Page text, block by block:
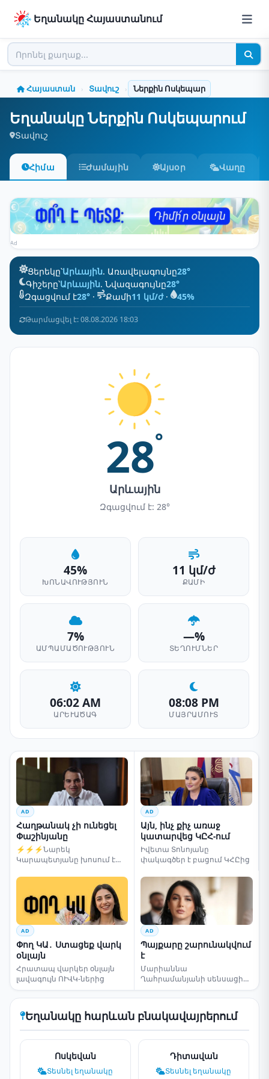
Եղանակը Հայաստանում
Հայաստան › Տավուշ › Ներքին Ոսկեպար
Եղանակը Ներքին Ոսկեպարում
Տավուշ
Հիմա Ժամային Այսօր Վաղը
Ad
Ցերեկը՝Արևային. Առավելագույնը28°
Գիշերը՝Արևային. Նվազագույնը28°
Զգացվում է28° · Քամի11 կմ/ժ· 45%
Թարմացվել է: 08.08.2026 18:03
28°
Արևային
Զգացվում է: 28°
45%
ԽՈՆԱՎՈՒԹՅՈՒՆ
11 կմ/ժ
ՔԱՄԻ
7%
ԱՄՊԱՄԱԾՈՒԹՅՈՒՆ
—%
ՏԵՂՈՒՄՆԵՐ
06:02 AM
ԱՐԵՒԱԾԱԳ
08:08 PM
ՄԱՅՐԱՄՈՒՏ
AD
Հաղթանակ չի ունեցել
Փաշինյանը
⚡⚡⚡Նարեկ
Կարապետյանը խոսում է
AD
Այն, ինչ քիչ առաջ
կատարվեց ԿԸՀ-ում
Իվետա Տոնոյանը
փակագծեր է բացում ԿՀԸից
AD
Փող ԿԱ․ Ստացեք վարկ
օնլայն
Հրատապ վարկեր օնլայն
լավագույն ՈՒՎԿ-ներից
AD
Պայքարը շարունակվում
է
Մարիաննա
Ղահրամանյանի սենսացիոն
կոչը
Եղանակը հարևան բնակավայրերում
Ոսկեվան
Տեսնել եղանակը
Դիտավան
Տեսնել եղանակը